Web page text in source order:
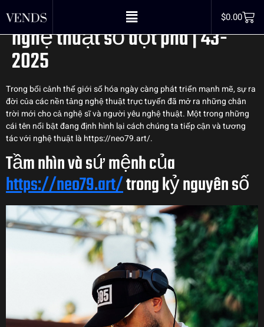
$0.00
https//neo79.art/ – Nền tảng
nghệ thuật số đột phá | 43-
2025
Trong bối cảnh thế giới số hóa ngày càng phát triển mạnh mẽ, sự ra
đời của các nền tảng nghệ thuật trực tuyến đã mở ra những chân
trời mới cho cả nghệ sĩ và người yêu nghệ thuật. Một trong những
cái tên nổi bật đang định hình lại cách chúng ta tiếp cận và tương
tác với nghệ thuật là https://neo79.art/.
Tầm nhìn và sứ mệnh của
https://neo79.art/trong kỷ nguyên số